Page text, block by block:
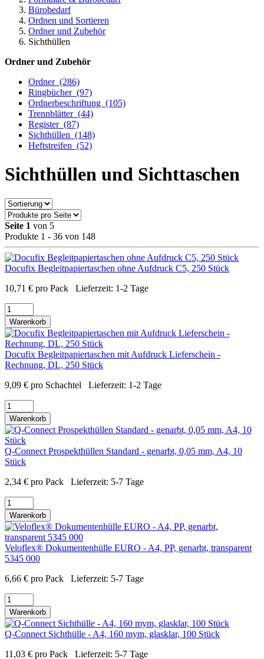
Bürobedarf
Ordnen und Sortieren
Ordner und Zubehör
Sichthüllen
Ordner und Zubehör
Ordner (286)
Ringbücher (97)
Ordnerbeschriftung (105)
Trennblätter (44)
Register (87)
Sichthüllen (148)
Heftstreifen (52)
Sichthüllen und Sichttaschen
Seite 1 von 5
Produkte 1 - 36 von 148
Docufix Begleitpapiertaschen ohne Aufdruck C5, 250 Stück
10,71 € pro Pack Lieferzeit: 1-2 Tage
Warenkorb
Docufix Begleitpapiertaschen mit Aufdruck Lieferschein -
Rechnung, DL, 250 Stück
9,09 € pro Schachtel Lieferzeit: 1-2 Tage
Warenkorb
Q-Connect Prospekthüllen Standard - genarbt, 0,05 mm, A4, 10
Stück
2,34 € pro Pack Lieferzeit: 5-7 Tage
Warenkorb
Veloflex® Dokumentenhülle EURO - A4, PP, genarbt, transparent
5345 000
6,66 € pro Pack Lieferzeit: 5-7 Tage
Warenkorb
Q-Connect Sichthülle - A4, 160 mym, glasklar, 100 Stück
11,03 € pro Pack Lieferzeit: 5-7 Tage